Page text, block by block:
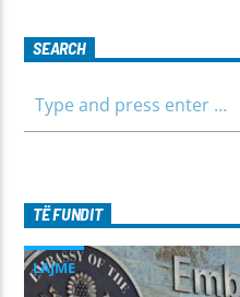
SEARCH
TË FUNDIT
LAJME